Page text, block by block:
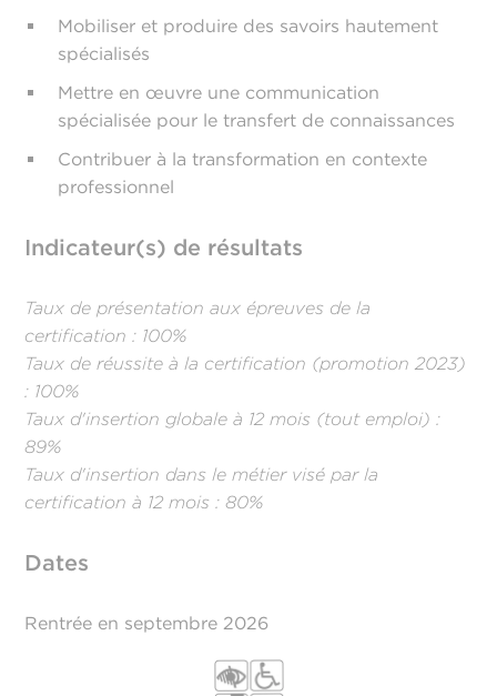
Mobiliser et produire des savoirs hautement
spécialisés
Mettre en œuvre une communication
spécialisée pour le transfert de connaissances
Contribuer à la transformation en contexte
professionnel
Indicateur(s) de résultats
Taux de présentation aux épreuves de la
certification : 100%
Taux de réussite à la certification (promotion 2023)
: 100%
Taux d'insertion globale à 12 mois (tout emploi) :
89%
Taux d'insertion dans le métier visé par la
certification à 12 mois : 80%
Dates
Rentrée en septembre 2026